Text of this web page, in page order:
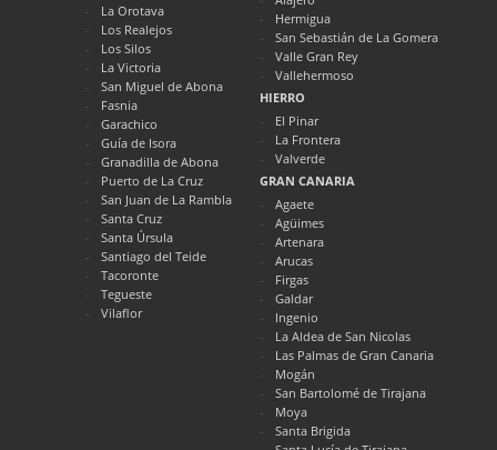
La Orotava
Los Realejos
Los Silos
La Victoria
San Miguel de Abona
Fasnia
Garachico
Guía de Isora
Granadilla de Abona
Puerto de La Cruz
San Juan de La Rambla
Santa Cruz
Santa Úrsula
Santiago del Teide
Tacoronte
Tegueste
Vilaflor
Hermigua
San Sebastián de La Gomera
Valle Gran Rey
Vallehermoso
HIERRO
El Pinar
La Frontera
Valverde
GRAN CANARIA
Agaete
Agüimes
Artenara
Arucas
Firgas
Galdar
Ingenio
La Aldea de San Nicolas
Las Palmas de Gran Canaria
Mogán
San Bartolomé de Tirajana
Moya
Santa Brigida